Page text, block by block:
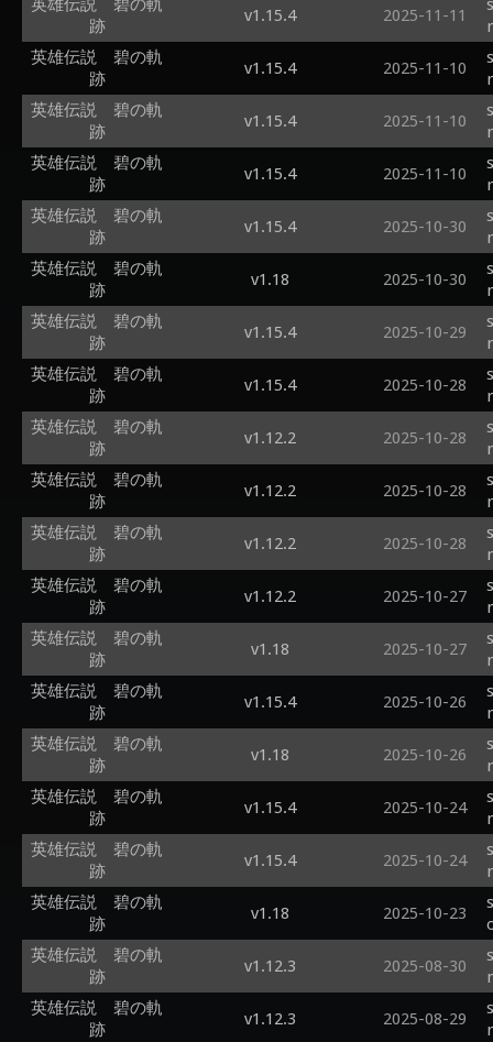
英雄伝説 碧の軌
跡
v1.15.4 2025-11-11
英雄伝説 碧の軌
跡
v1.15.4 2025-11-10
英雄伝説 碧の軌
跡
v1.15.4 2025-11-10
英雄伝説 碧の軌
跡
v1.15.4 2025-11-10
英雄伝説 碧の軌
跡
v1.15.4 2025-10-30
英雄伝説 碧の軌
跡
v1.18 2025-10-30
英雄伝説 碧の軌
跡
v1.15.4 2025-10-29
英雄伝説 碧の軌
跡
v1.15.4 2025-10-28
英雄伝説 碧の軌
跡
v1.12.2 2025-10-28
英雄伝説 碧の軌
跡
v1.12.2 2025-10-28
英雄伝説 碧の軌
跡
v1.12.2 2025-10-28
英雄伝説 碧の軌
跡
v1.12.2 2025-10-27
英雄伝説 碧の軌
跡
v1.18 2025-10-27
英雄伝説 碧の軌
跡
v1.15.4 2025-10-26
英雄伝説 碧の軌
跡
v1.18 2025-10-26
英雄伝説 碧の軌
跡
v1.15.4 2025-10-24
英雄伝説 碧の軌
跡
v1.15.4 2025-10-24
英雄伝説 碧の軌
跡
v1.18 2025-10-23
英雄伝説 碧の軌
跡
v1.12.3 2025-08-30
英雄伝説 碧の軌
跡
v1.12.3 2025-08-29